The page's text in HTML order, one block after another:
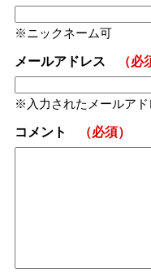
ニックネーム可
メールアドレス （必
入力されたメールア
コメント （必須）